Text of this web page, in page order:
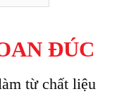
ĐÚC
từ chất liệu